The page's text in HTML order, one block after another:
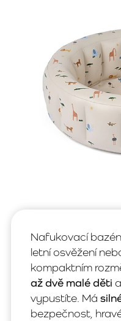
Nafukovací
letní osvěžení
kompaktním
až dvě malé děti
vypustíte. Má
bezpečnost,